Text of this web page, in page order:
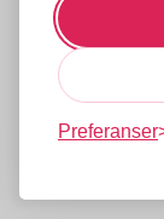
Preferanser